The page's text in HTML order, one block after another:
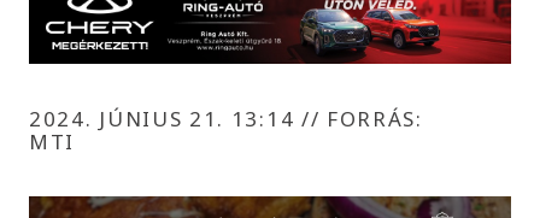
2024. JÚNIUS 21. 13:14 // FORRÁS:
MTI